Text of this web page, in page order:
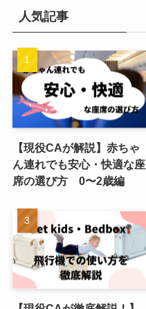
人気記事
【現役CAが解説】赤ちゃ
ん連れでも安心・快適な座
席の選び方 0〜2歳編